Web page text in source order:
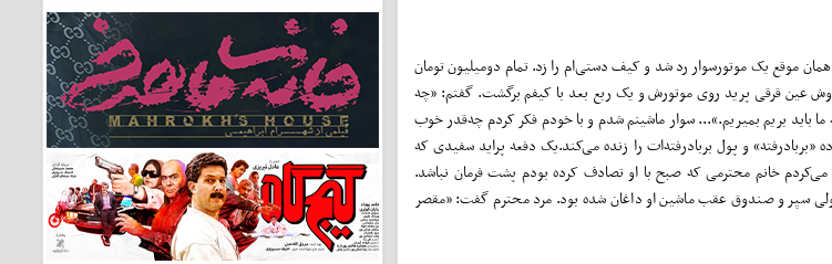
موقع یک موتورسوار رد شد و کیف دستی‌ام را زد. تمام دومیلیون تومان
عین قرقی پرید روی موتورش و یک ربع بعد با کیفم برگشت. گفتم: «چه
باید بریم بمیریم.»... سوار ماشینم شدم و با خودم فکر کردم چه‌قدر خوب
و پول بربادرفته‌ات را زنده می‌کند.یک دفعه پراید سفیدی که
خانم محترمی که صبح با او تصادف کرده بودم پشت فرمان نباشد.
ولی سپر و صندوق عقب ماشین او داغان شده بود. مرد محترم گفت: «مقصر